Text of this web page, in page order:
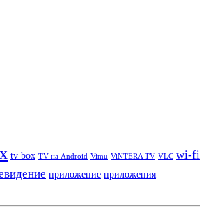
tv box TV на Android Vimu ViNTERA TV VLC wi-fi
приложение приложения